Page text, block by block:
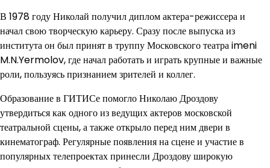
В 1978 году Николай получил диплом актера-режиссера и
начал свою творческую карьеру. Сразу после выпуска из
института он был принят в труппу Московского театра imeni
M.N.Yermolov, где начал работать и играть крупные и важные
роли, пользуясь признанием зрителей и коллег.
Образование в ГИТИСе помогло Николаю Дроздову
утвердиться как одного из ведущих актеров московской
театральной сцены, а также открыло перед ним двери в
кинематограф. Регулярные появления на сцене и участие в
популярных телепроектах принесли Дроздову широкую